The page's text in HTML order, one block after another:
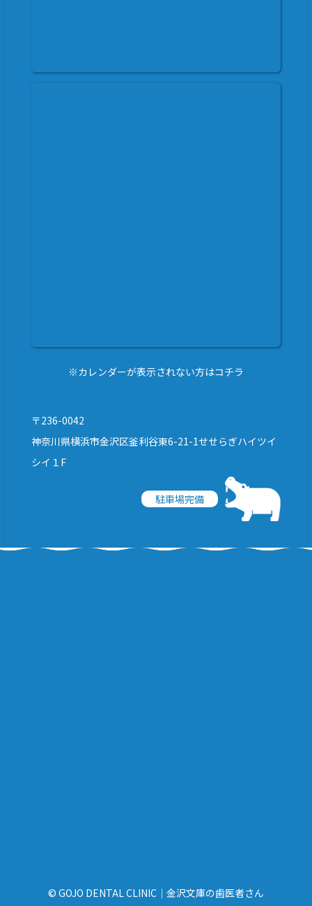
※カレンダーが表示されない方はコチラ
〒236-0042
神奈川県横浜市金沢区釜利谷東6-21-1せせらぎハイツイ
シイ１F
駐車場完備
© GOJO DENTAL CLINIC｜金沢文庫の歯医者さん